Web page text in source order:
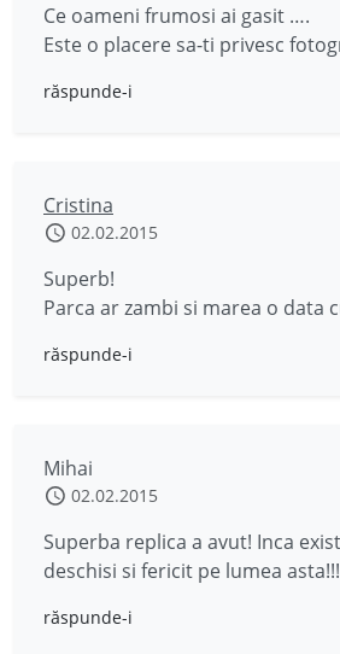
Ce oameni frumosi ai gasit ….
Este o placere sa-ti privesc
răspunde-i
Cristina
02.02.2015
Superb!
Parca ar zambi si marea o data
răspunde-i
Mihai
02.02.2015
Superba replica a avut! Inca
deschisi si fericit pe lumea asta!!!
răspunde-i